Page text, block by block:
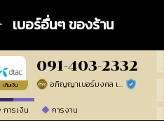
เบอร์อื่นๆ ของร้าน
เติมเงิน
091-403-2332
อภิญญาเบอร์มงคล เบอร์สวยเลขศาสตร์ ร้านยืนยันแล้ว
การเงิน การงาน